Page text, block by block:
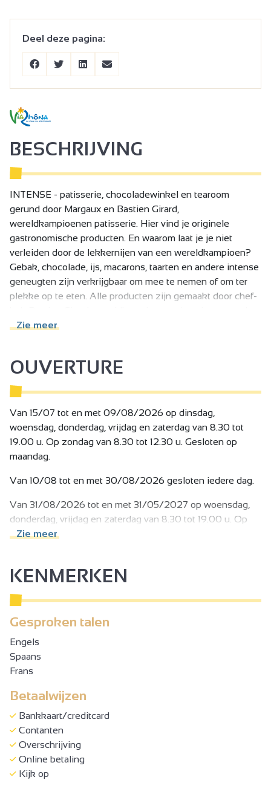
Deel deze pagina:
BESCHRIJVING
INTENSE - patisserie, chocoladewinkel en tearoom
gerund door Margaux en Bastien Girard,
wereldkampioenen patisserie. Hier vind je originele
gastronomische producten. En waarom laat je je niet
verleiden door de lekkernijen van een wereldkampioen?
Gebak, chocolade, ijs, macarons, taarten en andere intense
geneugten zijn verkrijgbaar om mee te nemen of om ter
plekke op te eten. Alle producten zijn gemaakt door chef-
ter plekke gemaakt in het productieatelier. In de winter
binnenplaats genieten van een heerlijk kopje ijs met
ijsthee.
Voor zoetekauwen bieden we elke dag (behalve zondag)
ons lunchmenu (quiche + salade + dessert).
Zie meer
OUVERTURE
Van 15/07 tot en met 09/08/2026 op dinsdag,
woensdag, donderdag, vrijdag en zaterdag van 8.30 tot
19.00 u. Op zondag van 8.30 tot 12.30 u. Gesloten op
maandag.
Van 10/08 tot en met 30/08/2026 gesloten iedere dag.
Van 31/08/2026 tot en met 31/05/2027 op woensdag,
donderdag, vrijdag en zaterdag van 8.30 tot 19.00 u. Op
zondag van 8.30 tot 12.30 u. Gesloten op maandag en
Zie meer
KENMERKEN
Gesproken talen
Engels
Spaans
Frans
Betaalwijzen
Bankkaart/creditcard
Contanten
Overschrijving
Online betaling
Kijk op